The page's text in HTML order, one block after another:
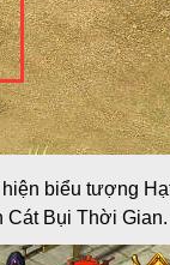
biểu tượng
Cát Bụi Thời Gian.